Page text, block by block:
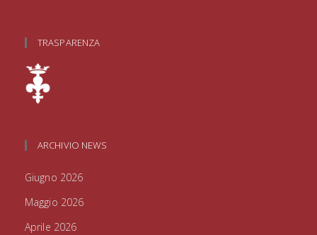
TRASPARENZA
ARCHIVIO NEWS
Giugno 2026
Maggio 2026
Aprile 2026